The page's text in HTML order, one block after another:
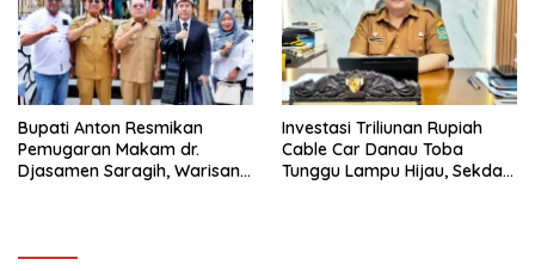
Bupati Anton Resmikan
Pemugaran Makam dr.
Djasamen Saragih, Warisan
Investasi Triliunan Rupiah
Cable Car Danau Toba
Tunggu Lampu Hijau, Sekda